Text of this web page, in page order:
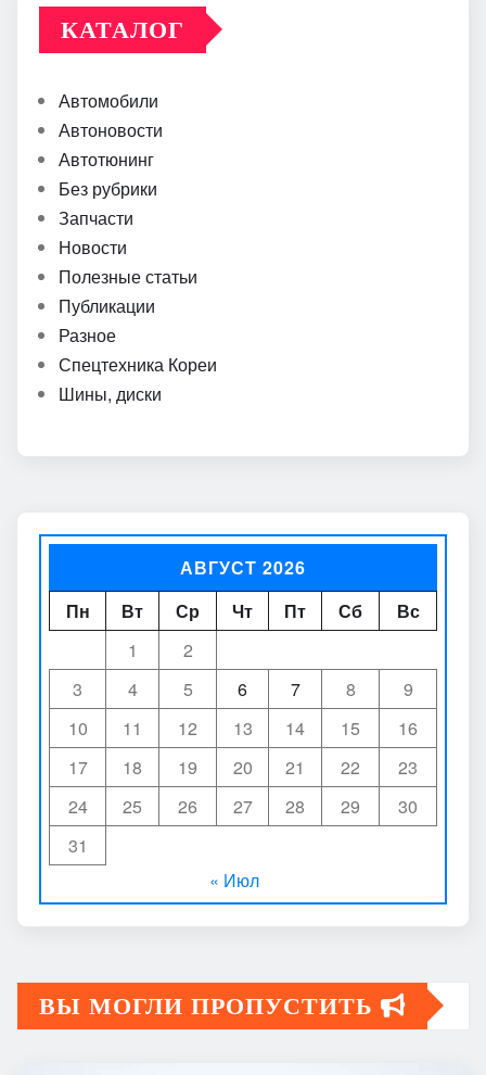
КАТАЛОГ
Автомобили
Автоновости
Автотюнинг
Без рубрики
Запчасти
Новости
Полезные статьи
Публикации
Разное
Спецтехника Кореи
Шины, диски
АВГУСТ 2026
Пн
Вт Ср Чт Пт Сб
Вс
1
2
3
4 5 6 7 8
9
10
11 12 13 14 15
16
17
18 19 20 21 22
23
24
25 26 27 28 29
30
31
« Июл
ВЫ МОГЛИ ПРОПУСТИТЬ